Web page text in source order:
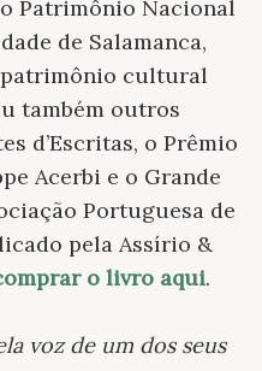
Patrimônio Nacional
de Salamanca,
cultural
também outros
d’Escritas, o Prêmio
Acerbi e o Grande
Portuguesa de
pela Assírio &
o livro aqui.
voz de um dos seus